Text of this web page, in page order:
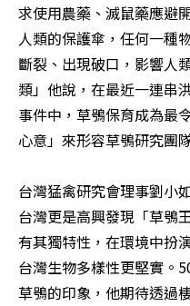
求使用農藥、滅鼠藥應避
人類的保護傘，任何一種
斷裂、出現破口，影響人
類」他說，在最近一連串
事件中，草鴞保育成為最
心意」來形容草鴞研究團
台灣猛禽研究會理事劉小
台灣更是高興發現「草鴞
有其獨特性，在環境中扮
台灣生物多樣性更堅實。
草鴞的印象，他期待透過